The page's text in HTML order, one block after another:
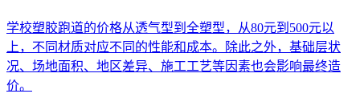
学校塑胶跑道的价格从透气型到全塑型，从80元到500元以
上，不同材质对应不同的性能和成本。除此之外，基础层状
况、场地面积、地区差异、施工工艺等因素也会影响最终造
价。